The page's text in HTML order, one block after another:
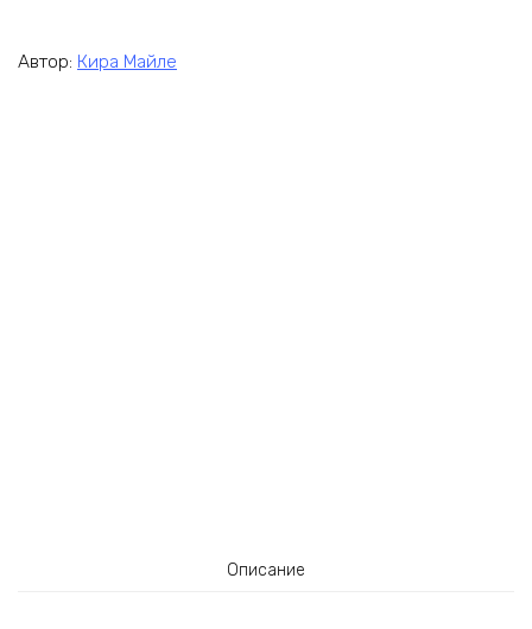
Автор: Кира Майле
Описание